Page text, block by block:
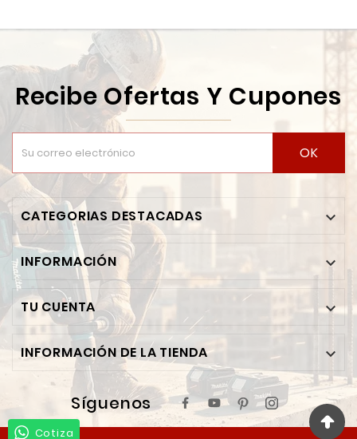
Recibe Ofertas Y Cupones
OK
CATEGORIAS DESTACADAS 
INFORMACIÓN 
TU CUENTA 
INFORMACIÓN DE LA TIENDA 
Síguenos
Cotiza